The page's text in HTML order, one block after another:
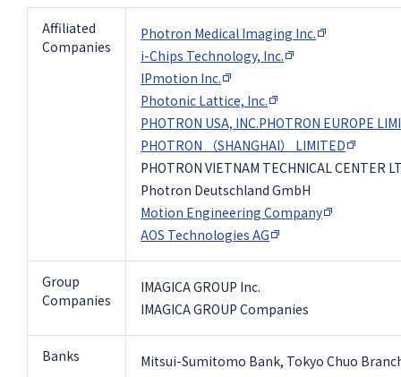
Affiliated
Companies
Photron Medical Imaging Inc.
i-Chips Technology, Inc.
IPmotion Inc.
Photonic Lattice, Inc.
PHOTRON USA, INC.PHOTRON EUROPE
PHOTRON （SHANGHAI） LIMITED
PHOTRON VIETNAM TECHNICAL CENTER
Photron Deutschland GmbH
Motion Engineering Company
AOS Technologies AG
Group
Companies
IMAGICA GROUP Inc.
IMAGICA GROUP Companies
Banks
Mitsui-Sumitomo Bank, Tokyo Chuo